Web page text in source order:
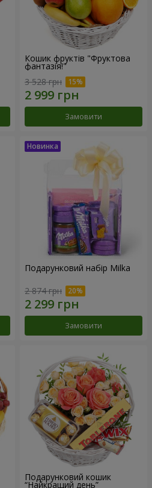
Кошик фруктів "Фруктова
фантазія!"
3 528 грн
Замовити
Подарунковий набір Milka
2 874 грн
Замовити
Подарунковий кошик
“Найкращий день”